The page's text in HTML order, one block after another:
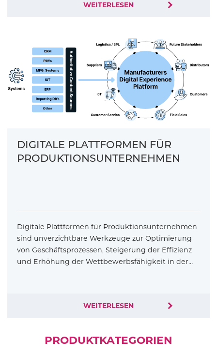
WEITERLESEN
DIGITALE PLATTFORMEN FÜR
PRODUKTIONSUNTERNEHMEN
Digitale Plattformen für Produktionsunternehmen
sind unverzichtbare Werkzeuge zur Optimierung
von Geschäftsprozessen, Steigerung der Effizienz
und Erhöhung der Wettbewerbsfähigkeit in der…
WEITERLESEN
PRODUKTKATEGORIEN